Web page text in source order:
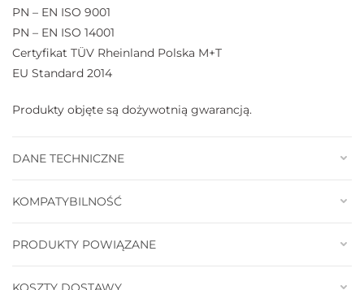
PN – EN ISO 9001
PN – EN ISO 14001
Certyfikat TÜV Rheinland Polska M+T
EU Standard 2014
Produkty objęte są dożywotnią gwarancją.
DANE TECHNICZNE
KOMPATYBILNOŚĆ
PRODUKTY POWIĄZANE